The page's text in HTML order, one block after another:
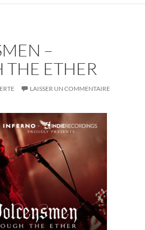
–
ETHER
LAISSER UN COMMENTAIRE